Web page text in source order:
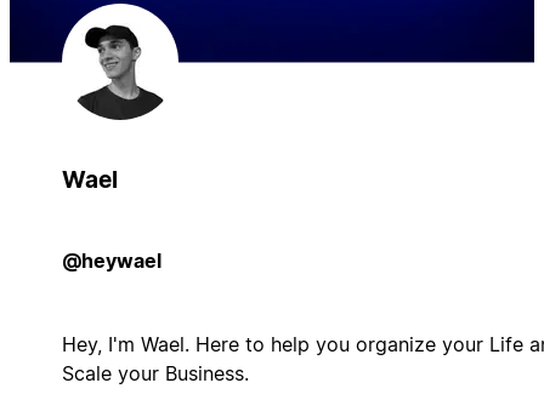
Wael
@heywael
Hey, I'm Wael. Here to help you organize your Life
Scale your Business.